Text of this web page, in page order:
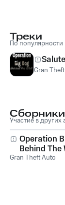
Треки
По популярности
Salute
Gran
Сборники
Участие в других
Operation
Behind The
Gran Theft Auto